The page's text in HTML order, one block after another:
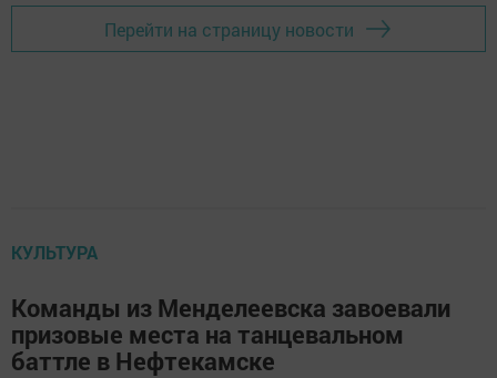
Перейти на страницу новости
КУЛЬТУРА
Команды из Менделеевска завоевали
призовые места на танцевальном
баттле в Нефтекамске